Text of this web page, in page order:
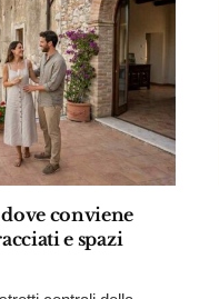
conviene
e spazi